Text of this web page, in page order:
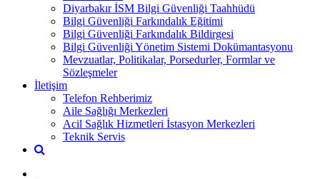
Diyarbakır İSM Bilgi Güvenliği Taahhüdü
Bilgi Güvenliği Farkındalık Eğitimi
Bilgi Güvenliği Farkındalık Bildirgesi
Bilgi Güvenliği Yönetim Sistemi Dokümantasyonu
Mevzuatlar, Politikalar, Porsedurler, Formlar ve
Sözleşmeler
İletişim
Telefon Rehberimiz
Aile Sağlığı Merkezleri
Acil Sağlık Hizmetleri İstasyon Merkezleri
Teknik Servis